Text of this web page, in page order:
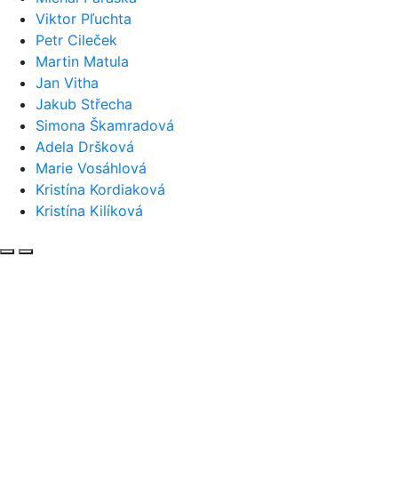
Viktor Pľuchta
Petr Cileček
Martin Matula
Jan Vitha
Jakub Střecha
Simona Škamradová
Adela Dršková
Marie Vosáhlová
Kristína Kordiaková
Kristína Kilíková